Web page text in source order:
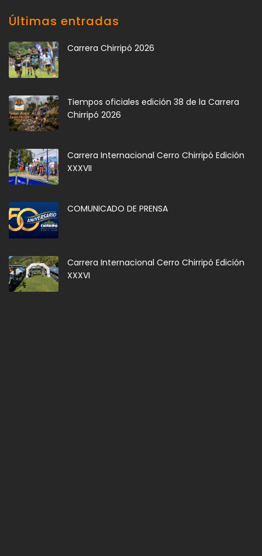
Últimas entradas
Carrera Chirripó 2026
Tiempos oficiales edición 38 de la Carrera
Chirripó 2026
Carrera Internacional Cerro Chirripó Edición
XXXVII
COMUNICADO DE PRENSA
Carrera Internacional Cerro Chirripó Edición
XXXVI